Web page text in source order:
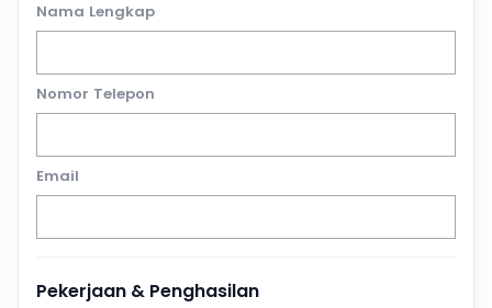
Nama Lengkap
Nomor Telepon
Email
Pekerjaan & Penghasilan